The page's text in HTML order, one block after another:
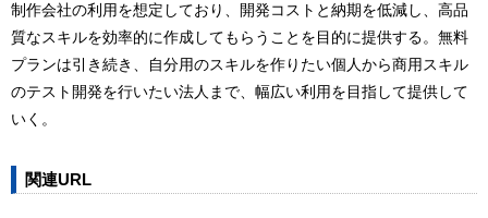
制作会社の利用を想定しており、開発コストと納期を低減し、高品
質なスキルを効率的に作成してもらうことを目的に提供する。無料
プランは引き続き、自分用のスキルを作りたい個人から商用スキル
のテスト開発を行いたい法人まで、幅広い利用を目指して提供して
いく。
関連URL